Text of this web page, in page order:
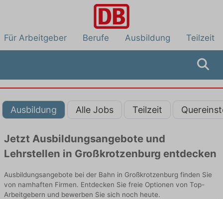
Für Arbeitgeber Berufe Ausbildung Teilzeit
Ausbildung Alle Jobs Teilzeit
Jetzt Ausbildungsangebote und
Lehrstellen in Großkrotzenburg entdecken
Ausbildungsangebote bei der Bahn in Großkrotzenburg finden Sie
von namhaften Firmen. Entdecken Sie freie Optionen von Top-
Arbeitgebern und bewerben Sie sich noch heute.